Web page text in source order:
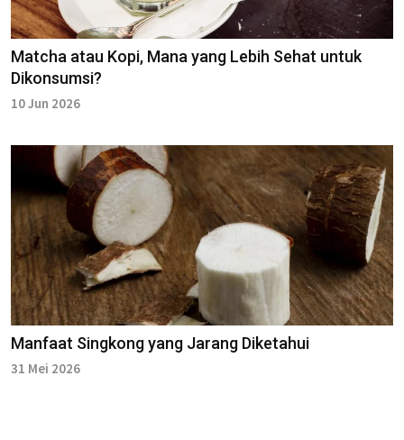
Matcha atau Kopi, Mana yang Lebih Sehat untuk
Dikonsumsi?
10 Jun 2026
Manfaat Singkong yang Jarang Diketahui
31 Mei 2026